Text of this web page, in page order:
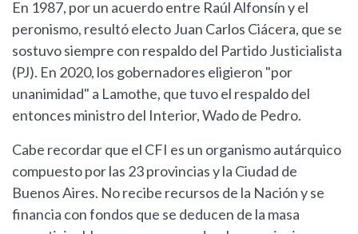
En 1987, por un acuerdo entre Raúl Alfonsín y el
peronismo, resultó electo Juan Carlos Ciácera, que se
sostuvo siempre con respaldo del Partido Justicialista
(PJ). En 2020, los gobernadores eligieron "por
unanimidad" a Lamothe, que tuvo el respaldo del
entonces ministro del Interior, Wado de Pedro.
Cabe recordar que el CFI es un organismo autárquico
compuesto por las 23 provincias y la Ciudad de
Buenos Aires. No recibe recursos de la Nación y se
financia con fondos que se deducen de la masa